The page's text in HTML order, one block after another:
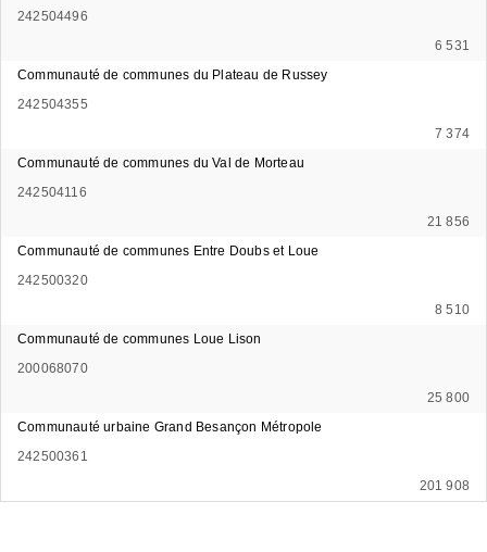
242504496
6 531
Communauté de communes du Plateau de Russey
242504355
7 374
Communauté de communes du Val de Morteau
242504116
21 856
Communauté de communes Entre Doubs et Loue
242500320
8 510
Communauté de communes Loue Lison
200068070
25 800
Communauté urbaine Grand Besançon Métropole
242500361
201 908